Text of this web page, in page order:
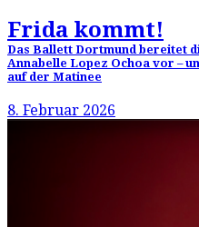
Frida kommt!
Das Ballett Dortmund bereitet
Annabelle Lopez Ochoa vor –
auf der Matinee
8. Februar 2026